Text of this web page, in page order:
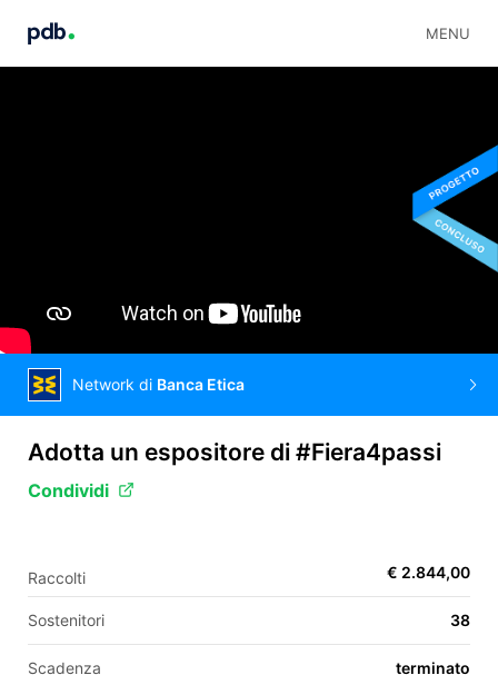
MENU
IT
EN
ES
Network di Banca Etica
Adotta un espositore di #Fiera4passi
Condividi
Raccolti € 2.844,00
Sostenitori 38
Scadenza terminato